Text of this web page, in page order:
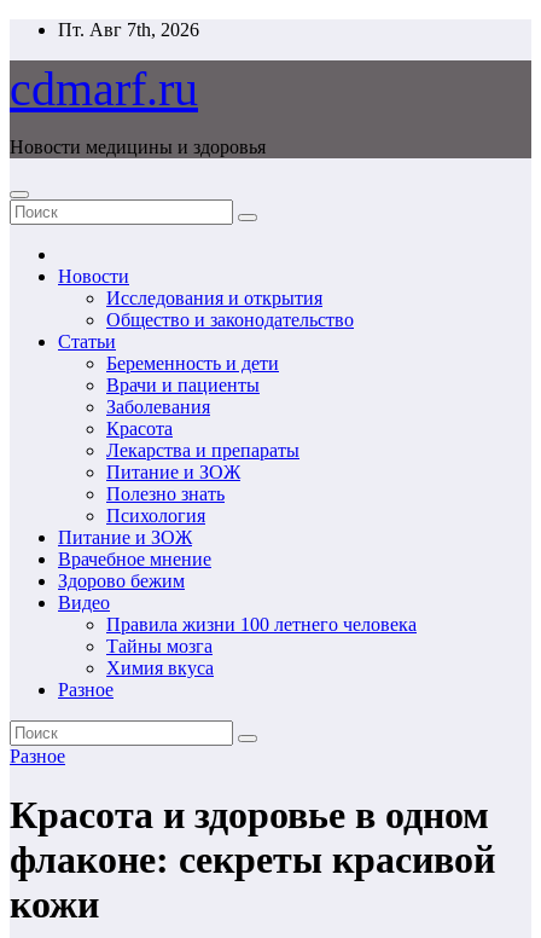
Перейти
содержимому
Пт. Авг 7th, 2026
cdmarf.ru
Новости медицины и здоровья
Новости
Исследования и открытия
Общество и законодательство
Статьи
Беременность и дети
Врачи и пациенты
Заболевания
Красота
Лекарства и препараты
Питание и ЗОЖ
Полезно знать
Психология
Питание и ЗОЖ
Врачебное мнение
Здорово бежим
Видео
Правила жизни 100 летнего человека
Тайны мозга
Химия вкуса
Разное
Разное
Красота и здоровье в одном
флаконе: секреты красивой
кожи